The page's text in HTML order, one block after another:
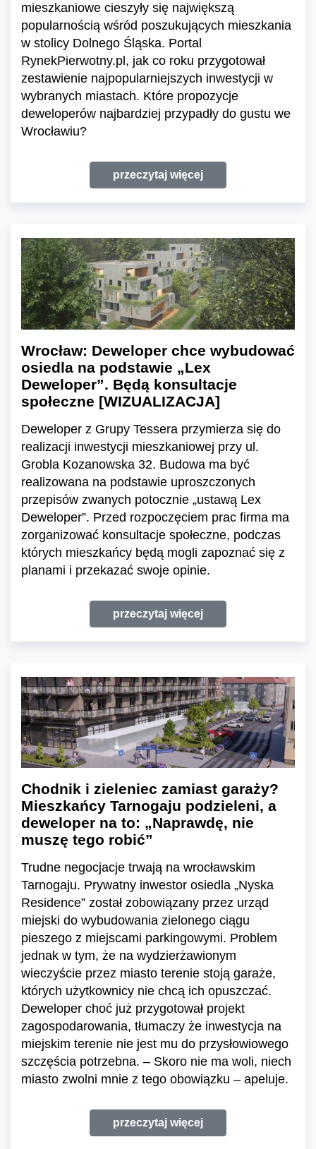
mieszkaniowe cieszyły się największą
popularnością wśród poszukujących mieszkania
w stolicy Dolnego Śląska. Portal
RynekPierwotny.pl, jak co roku przygotował
zestawienie najpopularniejszych inwestycji w
wybranych miastach. Które propozycje
deweloperów najbardziej przypadły do gustu we
Wrocławiu?
przeczytaj więcej
Wrocław: Deweloper chce wybudować
osiedla na podstawie „Lex
Deweloper”. Będą konsultacje
społeczne [WIZUALIZACJA]
Deweloper z Grupy Tessera przymierza się do
realizacji inwestycji mieszkaniowej przy ul.
Grobla Kozanowska 32. Budowa ma być
realizowana na podstawie uproszczonych
przepisów zwanych potocznie „ustawą Lex
Deweloper”. Przed rozpoczęciem prac firma ma
zorganizować konsultacje społeczne, podczas
których mieszkańcy będą mogli zapoznać się z
planami i przekazać swoje opinie.
przeczytaj więcej
Chodnik i zieleniec zamiast garaży?
Mieszkańcy Tarnogaju podzieleni, a
deweloper na to: „Naprawdę, nie
muszę tego robić”
Trudne negocjacje trwają na wrocławskim
Tarnogaju. Prywatny inwestor osiedla „Nyska
Residence” został zobowiązany przez urząd
miejski do wybudowania zielonego ciągu
pieszego z miejscami parkingowymi. Problem
jednak w tym, że na wydzierżawionym
wieczyście przez miasto terenie stoją garaże,
których użytkownicy nie chcą ich opuszczać.
Deweloper choć już przygotował projekt
zagospodarowania, tłumaczy że inwestycja na
miejskim terenie nie jest mu do przysłowiowego
szczęścia potrzebna. – Skoro nie ma woli, niech
miasto zwolni mnie z tego obowiązku – apeluje.
przeczytaj więcej